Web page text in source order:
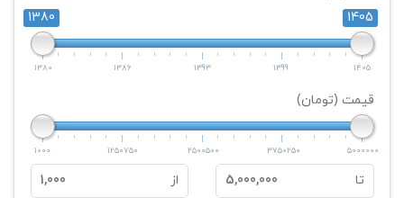
1380
1405
1380 1386 1393 1399 1405
قیمت (تومان)
1000 1250750 2500500 3750250 5000000
تا 5,000,000 از 1,000